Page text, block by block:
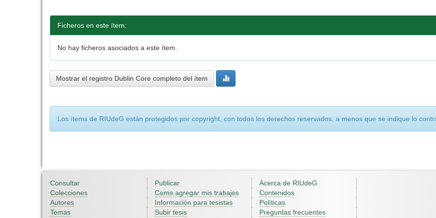
Ficheros en este ítem:
No hay ficheros asociados a este ítem.
Mostrar el registro Dublin Core completo del ítem
Los ítems de RIUdeG están protegidos por copyright, con todos los derechos reservados, a menos que se indique lo
Consultar
Colecciones
Autores
Temas
Publicar
Como agregar mis trabajos
Información para tesistas
Subir tesis
Acerca de RIUdeG
Contenidos
Políticas
Preguntas frecuentes